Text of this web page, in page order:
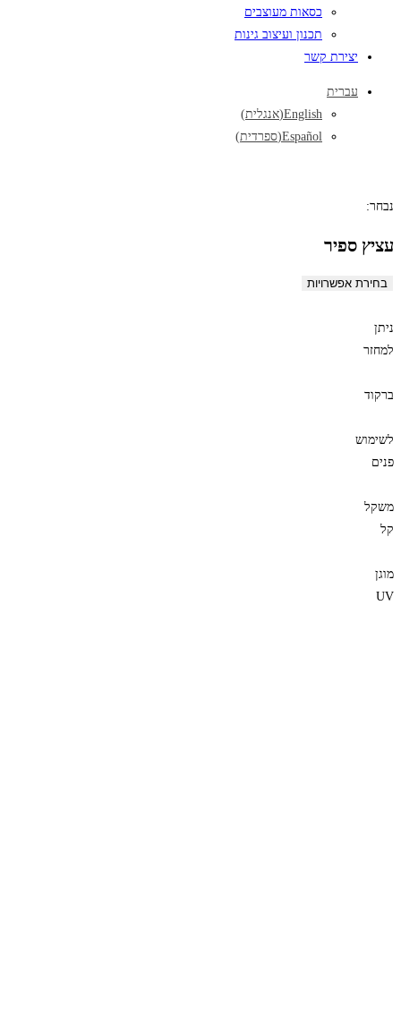
כסאות מעוצבים
תכנון ועיצוב גינות
יצירת קשר
עברית
English
(אנגלית)
Español
(ספרדית)
נבחר:
עציץ ספיר
בחירת אפשרויות
ניתן
למחזר
ברקוד
לשימוש
פנים
משקל
קל
מוגן
UV